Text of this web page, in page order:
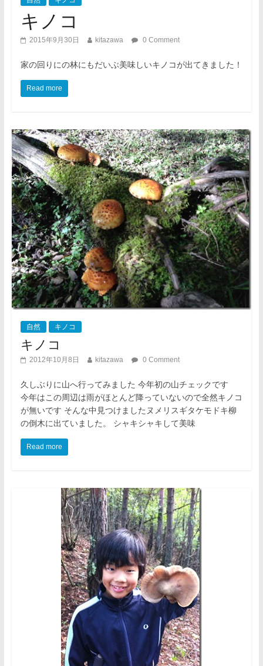
キノコ
2015年9月30日 kitazawa 0 Comment
家の回りにの林にもだいぶ美味しいキノコが出てきました！
Read more
自然 キノコ
キノコ
2012年10月8日 kitazawa 0 Comment
久しぶりに山へ行ってみました 今年初の山チェックです
今年はこの周辺は雨がほとんど降っていないので全然キノコ
が無いです そんな中見つけましたヌメリスギタケモドキ柳
の倒木に出ていました。 シャキシャキして美味
Read more